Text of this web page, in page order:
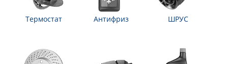
Термостат Антифриз ШРУС